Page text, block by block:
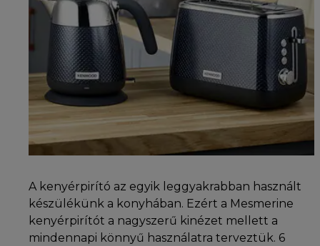
A kenyérpirító az egyik leggyakrabban használt
készülékünk a konyhában. Ezért a Mesmerine
kenyérpirítót a nagyszerű kinézet mellett a
mindennapi könnyű használatra terveztük. 6